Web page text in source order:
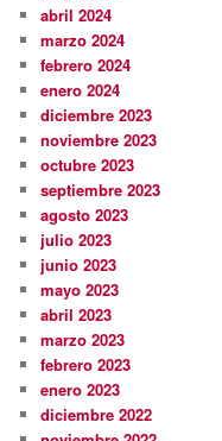
abril 2024
marzo 2024
febrero 2024
enero 2024
diciembre 2023
noviembre 2023
octubre 2023
septiembre 2023
agosto 2023
julio 2023
junio 2023
mayo 2023
abril 2023
marzo 2023
febrero 2023
enero 2023
diciembre 2022